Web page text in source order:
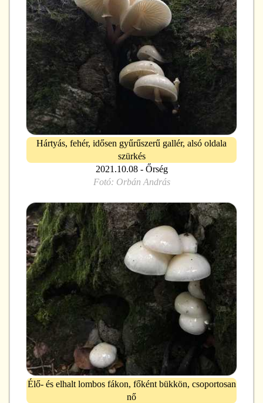
Hártyás, fehér, idősen gyűrűszerű gallér, alsó oldala
szürkés
2021.10.08 - Őrség
Fotó: Orbán András
Élő- és elhalt lombos fákon, főként bükkön, csoportosan
nő